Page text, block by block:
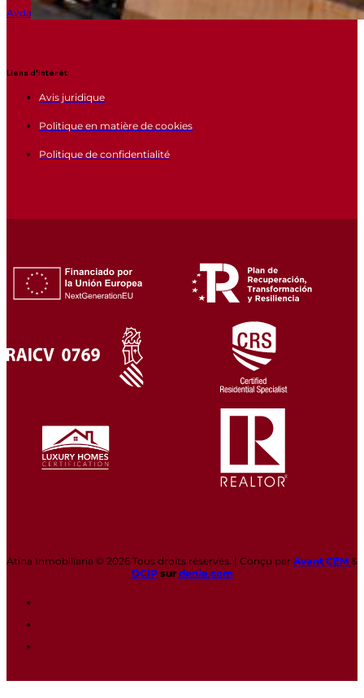
Avda Mediterranea 1, Daimus (VALENCIA) 46710
Liens d'intérêt
Avis juridique
Politique en matière de cookies
Politique de confidentialité
Atina Inmobiliaria © 2026 Tous droits réservés. | Conçu par Avant CEM &
DCIPsur denia.com